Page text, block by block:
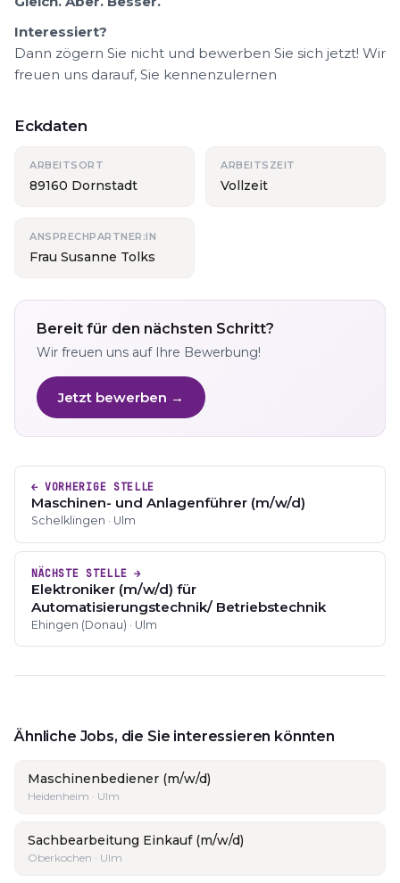
Interessiert?
Dann zögern Sie nicht und bewerben Sie sich jetzt! Wir
freuen uns darauf, Sie kennenzulernen
Eckdaten
ARBEITSORT
89160 Dornstadt
ARBEITSZEIT
Vollzeit
ANSPRECHPARTNER:IN
Frau Susanne Tolks
Bereit für den nächsten Schritt?
Wir freuen uns auf Ihre Bewerbung!
Jetzt bewerben →
← VORHERIGE STELLE
Maschinen- und Anlagenführer (m/w/d)
Schelklingen · Ulm
NÄCHSTE STELLE →
Elektroniker (m/w/d) für
Automatisierungstechnik/ Betriebstechnik
Ehingen (Donau) · Ulm
Ähnliche Jobs, die Sie interessieren könnten
Maschinenbediener (m/w/d)
Heidenheim · Ulm
Sachbearbeitung Einkauf (m/w/d)
Oberkochen · Ulm